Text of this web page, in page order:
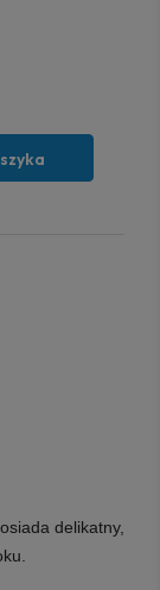
delikatny,